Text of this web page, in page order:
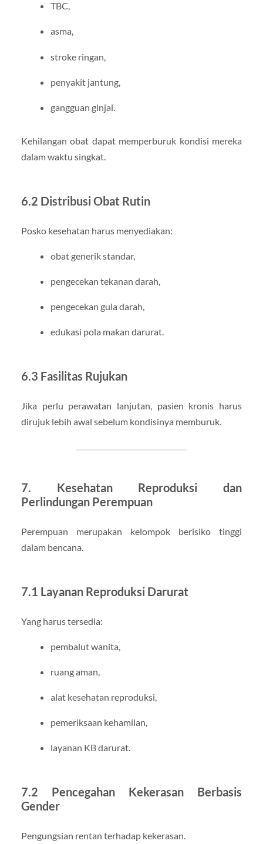
TBC,
asma,
stroke ringan,
penyakit jantung,
gangguan ginjal.
Kehilangan obat dapat memperburuk kondisi mereka
dalam waktu singkat.
6.2 Distribusi Obat Rutin
Posko kesehatan harus menyediakan:
obat generik standar,
pengecekan tekanan darah,
pengecekan gula darah,
edukasi pola makan darurat.
6.3 Fasilitas Rujukan
Jika perlu perawatan lanjutan, pasien kronis harus
dirujuk lebih awal sebelum kondisinya memburuk.
7. Kesehatan Reproduksi dan
Perlindungan Perempuan
Perempuan merupakan kelompok berisiko tinggi
dalam bencana.
7.1 Layanan Reproduksi Darurat
Yang harus tersedia:
pembalut wanita,
ruang aman,
alat kesehatan reproduksi,
pemeriksaan kehamilan,
layanan KB darurat.
7.2 Pencegahan Kekerasan Berbasis
Gender
Pengungsian rentan terhadap kekerasan.